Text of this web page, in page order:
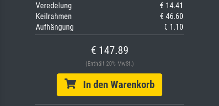
Veredelung
€ 14.41
Keilrahmen
€ 46.60
Aufhängung
€ 1.10
€ 147.89
(Enthält 20% MwSt.)
In den Warenkorb